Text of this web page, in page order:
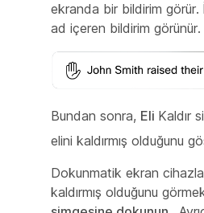
ekranda bir bildirim görür.
ad içeren bildirim görünür.
Bundan sonra, Eli Kaldır
elini kaldırmış olduğunu
Dokunmatik ekran
kaldırmış olduğunu